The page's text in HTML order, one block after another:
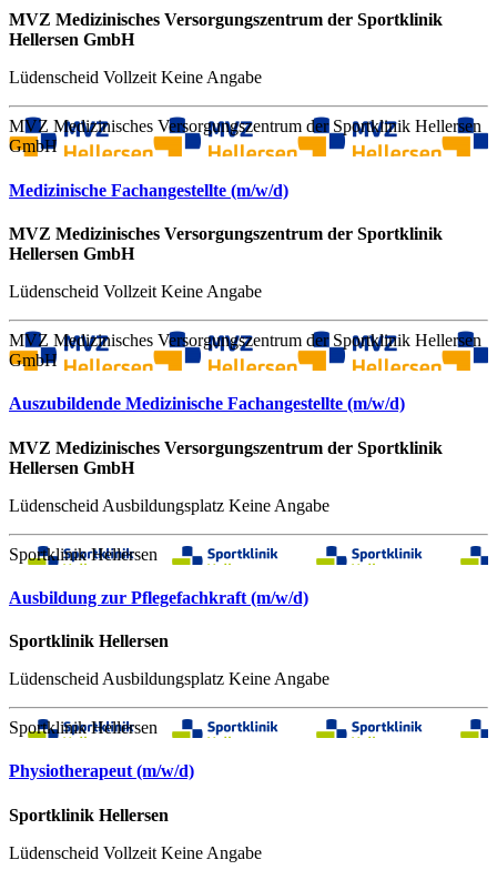
MVZ Medizinisches Versorgungszentrum der Sportklinik
Hellersen GmbH
Lüdenscheid VollzeitKeine Angabe
MVZ Medizinisches Versorgungszentrum der Sportklinik Hellersen
GmbH
Medizinische Fachangestellte (m/w/d)
MVZ Medizinisches Versorgungszentrum der Sportklinik
Hellersen GmbH
Lüdenscheid Vollzeit Keine Angabe
MVZ Medizinisches Versorgungszentrum der Sportklinik Hellersen
GmbH
Auszubildende Medizinische Fachangestellte (m/w/d)
MVZ Medizinisches Versorgungszentrum der Sportklinik
Hellersen GmbH
Lüdenscheid Ausbildungsplatz Keine Angabe
Sportklinik Hellersen
Ausbildung zur Pflegefachkraft (m/w/d)
Sportklinik Hellersen
Lüdenscheid Ausbildungsplatz Keine Angabe
Sportklinik Hellersen
Physiotherapeut (m/w/d)
Sportklinik Hellersen
Lüdenscheid Vollzeit Keine Angabe